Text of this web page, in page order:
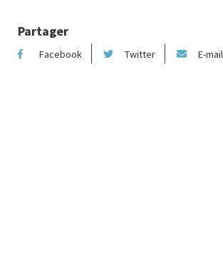
Partager
Facebook Twitter E-mail